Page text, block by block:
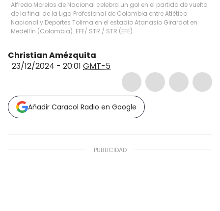
Alfredo Morelos de Nacional celebra un gol en el partido de vuelta
de la final de la Liga Profesional de Colombia entre Atlético
Nacional y Deportes Tolima en el estadio Atanasio Girardot en
Medellín (Colombia). EFE/ STR / STR (EFE)
Christian Amézquita
23/12/2024 - 20:01 GMT-5
Añadir Caracol Radio en Google